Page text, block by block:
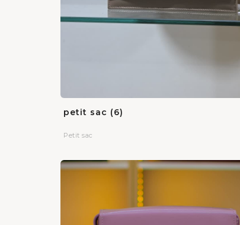
petit sac (6)
Petit sac